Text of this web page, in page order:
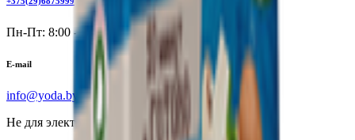
Пн-Пт: 8:00 - 17:00
E-mail
info@yoda.by
Не для электронных обращений